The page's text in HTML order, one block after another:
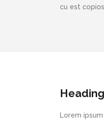
cu est
Lorem